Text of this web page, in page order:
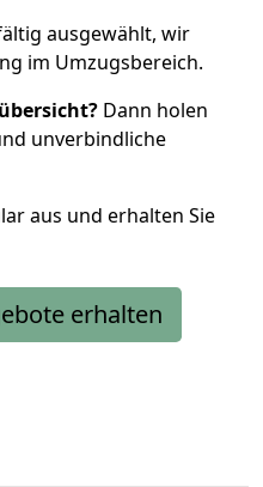
ausgewählt, wir
im Umzugsbereich.
Dann holen
unverbindliche
aus und erhalten Sie
erhalten